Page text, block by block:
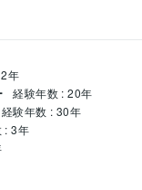
年
経験年数 : 20年
経験年数 : 30年
: 3年